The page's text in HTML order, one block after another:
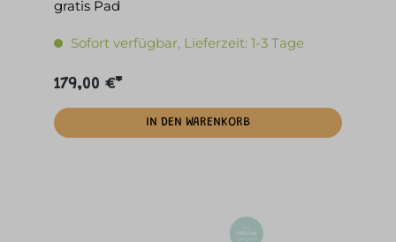
gratis Pad
Sofort verfügbar, Lieferzeit: 1-3 Tage
179,00 €*
IN DEN WARENKORB